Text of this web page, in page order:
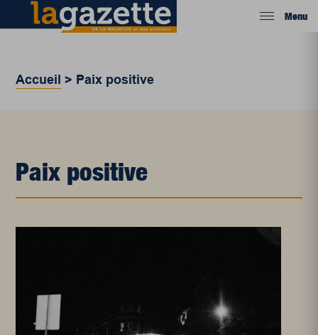
Menu
Accueil > Paix positive
Paix positive